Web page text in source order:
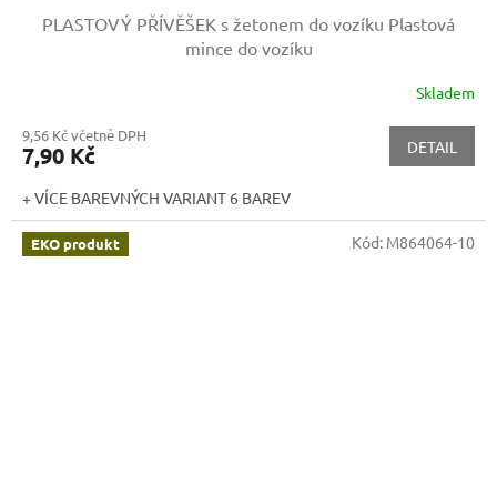
PLASTOVÝ PŘÍVĚŠEK s žetonem do vozíku Plastová
mince do vozíku
Skladem
9,56 Kč včetně DPH
7,90 Kč DETAIL
+ VÍCE BAREVNÝCH VARIANT 6 BAREV
EKO produkt Kód: M864064-10